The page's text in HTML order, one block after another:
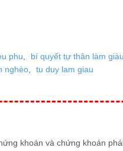
phu bí quyết tự thân làm giàu
nghèo, tu duy lam giau
khoán và chứng khoán